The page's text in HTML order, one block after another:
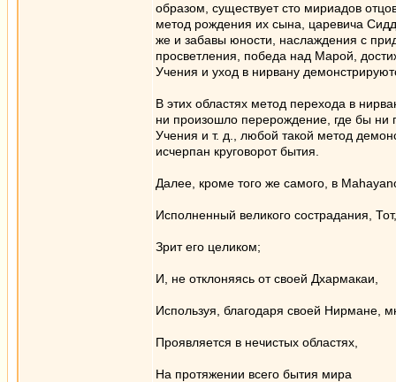
образом, существует сто мириадов
метод рождения их сына, царевича
же и забавы юности, наслаждения с
просветления, победа над Марой,
Учения и уход в нирвану
В этих областях метод перехода в
ни произошло перерождение, где бы ни
Учения и т. д., любой такой метод
исчерпан круговорот бытия.
Далее, кроме того же самого, в
Исполненный великого сострадания,
Зрит его целиком;
И, не отклоняясь от своей Дхармакаи,
Используя, благодаря своей Нирмане,
Проявляется в нечистых областях,
На протяжении всего бытия мира